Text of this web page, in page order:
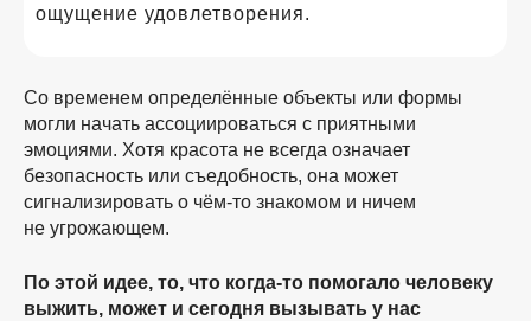
ощущение удовлетворения.
Со временем определённые объекты или формы
могли начать ассоциироваться с приятными
эмоциями. Хотя красота не всегда означает
безопасность или съедобность, она может
сигнализировать о чём-то знакомом и ничем
не угрожающем.
По этой идее, то, что когда-то помогало человеку
выжить, может и сегодня вызывать у нас